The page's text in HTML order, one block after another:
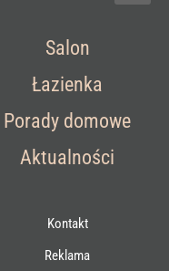
Salon
Łazienka
Porady domowe
Aktualności
Kontakt
Reklama